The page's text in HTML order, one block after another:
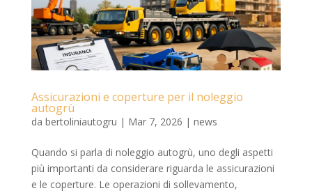
Assicurazioni e coperture per il noleggio
autogrù
da bertoliniautogru | Mar 7, 2026 | news
Quando si parla di noleggio autogrù, uno degli aspetti
più importanti da considerare riguarda le assicurazioni
e le coperture. Le operazioni di sollevamento,